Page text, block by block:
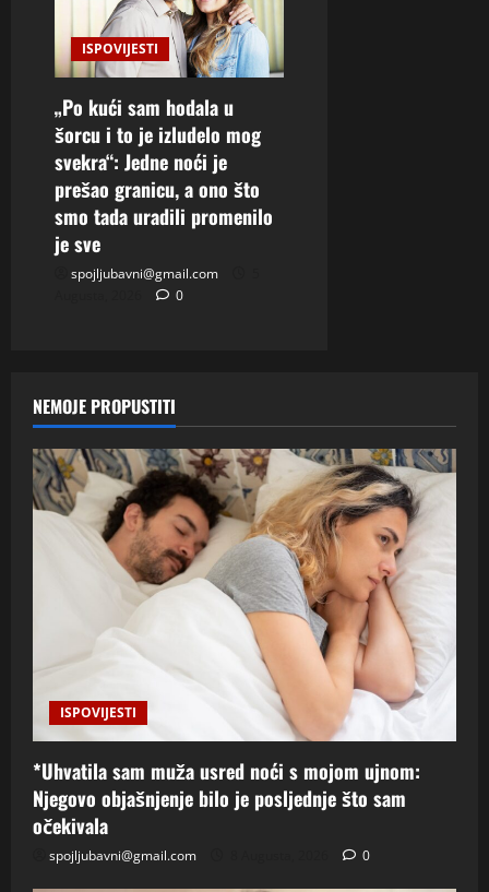
ISPOVIJESTI
„Po kući sam hodala u
šorcu i to je izludelo mog
svekra“: Jedne noći je
prešao granicu, a ono što
smo tada uradili promenilo
je sve
spojljubavni@gmail.com
0
NEMOJE PROPUSTITI
ISPOVIJESTI
*Uhvatila sam muža usred noći s mojom ujnom:
Njegovo objašnjenje bilo je posljednje što sam
očekivala
spojljubavni@gmail.com 0